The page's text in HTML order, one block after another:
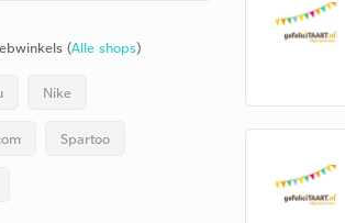
(Alle shops)
Nike
Spartoo